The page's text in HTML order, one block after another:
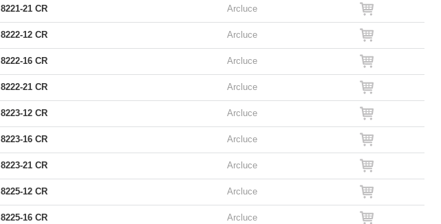
8221-21 CR Arcluce
8222-12 CR Arcluce
8222-16 CR Arcluce
8222-21 CR Arcluce
8223-12 CR Arcluce
8223-16 CR Arcluce
8223-21 CR Arcluce
8225-12 CR Arcluce
8225-16 CR Arcluce